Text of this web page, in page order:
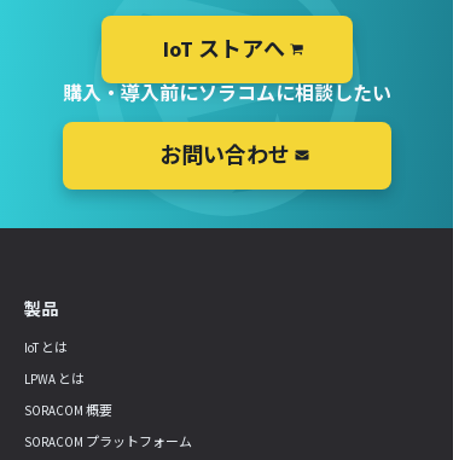
IoT ストアへ
購入・導入前にソラコムに相談したい
お問い合わせ
製品
IoT とは
LPWA とは
SORACOM 概要
SORACOM プラットフォーム